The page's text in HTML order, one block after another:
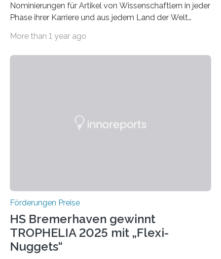
Nominierungen für Artikel von Wissenschaftlern in jeder
Phase ihrer Karriere und aus jedem Land der Welt
Leben gerufen, um die bemerkenswertesten
Foundation, des BIAL Award in Biomedicine ist in
More than 1 year ago
Förderungen Preise
HS Bremerhaven gewinnt
TROPHELIA 2025 mit „Flexi-
Nuggets“